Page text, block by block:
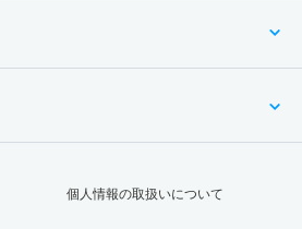
個人情報の取扱いについて